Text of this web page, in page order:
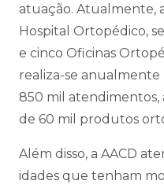
atuação. Atualmente,
Hospital Ortopédico,
e cinco Oficinas
realiza-se anualmente
850 mil atendimentos,
de 60 mil produtos
Além disso, a AACD
idades que tenham